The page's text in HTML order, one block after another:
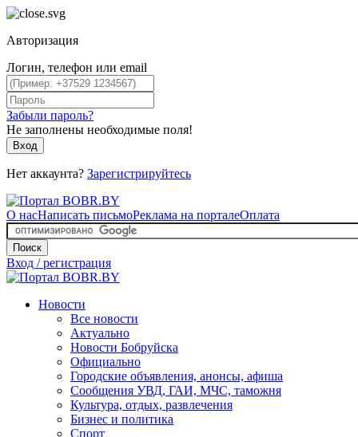
Авторизация
Логин, телефон или email
Забыли пароль?
Не заполнены необходимые поля!
Вход
Нет аккаунта? Зарегистрируйтесь
О насНаписать письмоРеклама на порталеОплата
Поиск
Вход / регистрация
Новости
Все новости
Актуально
Новости Бобруйска
Официально
Городские объявления, анонсы, афиша
Сообщения УВД, ГАИ, МЧС, таможня
Культура, отдых, развлечения
Бизнес и политика
Спорт